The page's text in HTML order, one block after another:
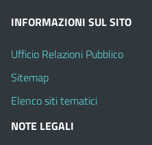
INFORMAZIONI SUL SITO
Ufficio Relazioni Pubblico
Sitemap
Elenco siti tematici
NOTE LEGALI